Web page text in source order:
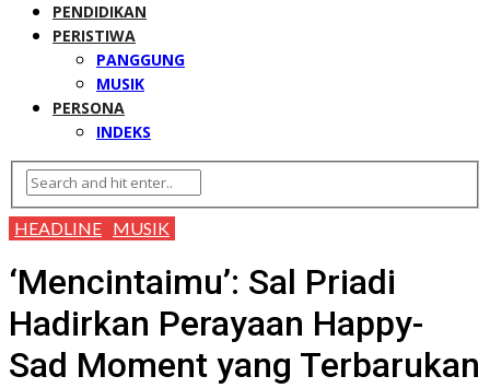
PENDIDIKAN
PERISTIWA
PANGGUNG
MUSIK
PERSONA
INDEKS
HEADLINE MUSIK
‘Mencintaimu’: Sal Priadi
Hadirkan Perayaan Happy-
Sad Moment yang Terbarukan